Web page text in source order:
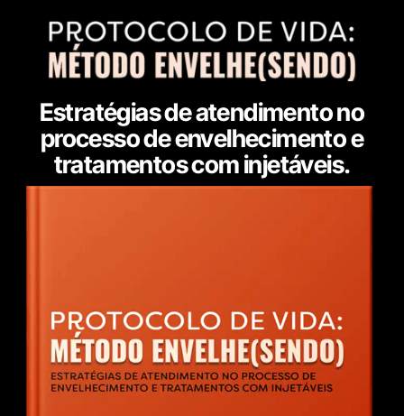
Estratégias de atendimento no
processo de envelhecimento e
tratamentos com injetáveis.